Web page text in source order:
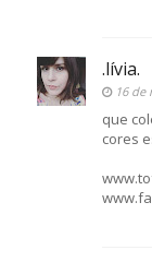
.lívia.
16 de
que
cores